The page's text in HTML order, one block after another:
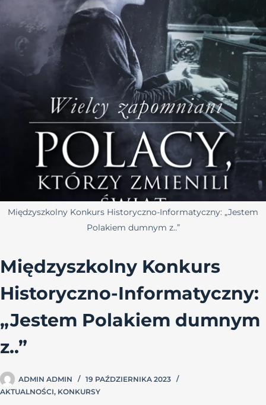
Międzyszkolny Konkurs Historyczno-Informatyczny: „Jestem
Polakiem dumnym z..”
Międzyszkolny Konkurs
Historyczno-Informatyczny:
„Jestem Polakiem dumnym
z..”
ADMIN ADMIN
19 PAŹDZIERNIKA 2023
AKTUALNOŚCI, KONKURSY